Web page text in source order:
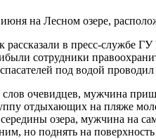
на Лесном озере,
рассказали в пресс-службе
сотрудники
под водой
очевидцев, мужчина
отдыхающих на пляже
озера, мужчина на
но поднять на